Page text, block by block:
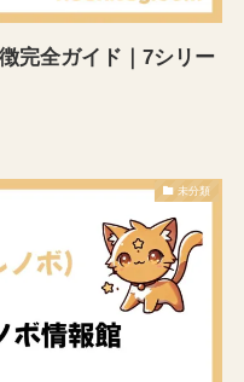
完全ガイド｜7シリー
未分類